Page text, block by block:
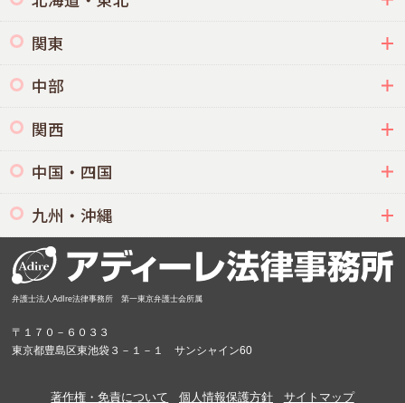
関東
中部
関西
中国・四国
九州・沖縄
弁護士法人AdIre法律事務所 第一東京弁護士会所属
〒１７０－６０３３
東京都豊島区東池袋３－１－１ サンシャイン60
著作権・免責について 個人情報保護方針 サイトマップ